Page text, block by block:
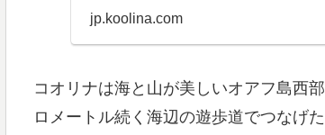
jp.koolina.com
コオリナは海と山が美しいオアフ島西
ロメートル続く海辺の遊歩道でつなげ